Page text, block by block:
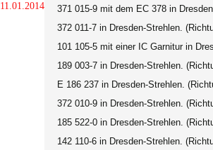
371 015-9 mit dem EC 378 in
372 011-7 in Dresden-Strehlen.
101 105-5 mit einer IC Garnitur in
189 003-7 in Dresden-Strehlen.
E 186 237 in Dresden-Strehlen.
372 010-9 in Dresden-Strehlen.
185 522-0 in Dresden-Strehlen.
142 110-6 in Dresden-Strehlen.